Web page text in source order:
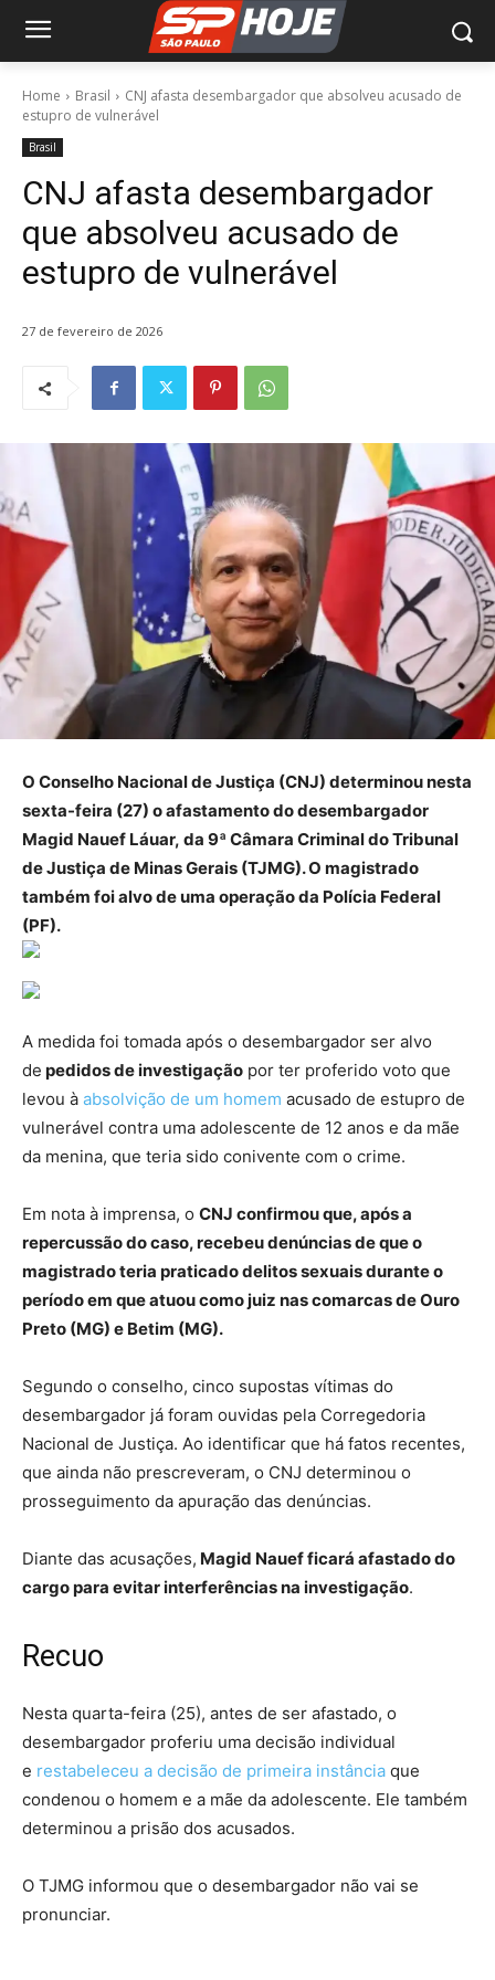
Home Brasil
CNJ afasta desembargador que absolveu acusado de
estupro de vulnerável
Brasil
CNJ afasta desembargador
que absolveu acusado de
estupro de vulnerável
27 de fevereiro de 2026
O Conselho Nacional de Justiça (CNJ) determinou nesta
sexta-feira (27) o afastamento do desembargador
Magid Nauef Láuar, da 9ª Câmara Criminal do Tribunal
de Justiça de Minas Gerais (TJMG). O magistrado
também foi alvo de uma operação da Polícia Federal
(PF).
A medida foi tomada após o desembargador ser alvo
de pedidos de investigação por ter proferido voto que
levou à absolvição de um homem acusado de estupro de
vulnerável contra uma adolescente de 12 anos e da mãe
da menina, que teria sido conivente com o crime.
Em nota à imprensa, o CNJ confirmou que, após a
repercussão do caso, recebeu denúncias de que o
magistrado teria praticado delitos sexuais durante o
período em que atuou como juiz nas comarcas de Ouro
Preto (MG) e Betim (MG).
Segundo o conselho, cinco supostas vítimas do
desembargador já foram ouvidas pela Corregedoria
Nacional de Justiça. Ao identificar que há fatos recentes,
que ainda não prescreveram, o CNJ determinou o
prosseguimento da apuração das denúncias.
Diante das acusações, Magid Nauef ficará afastado do
cargo para evitar interferências na investigação.
Recuo
Nesta quarta-feira (25), antes de ser afastado, o
desembargador proferiu uma decisão individual
e restabeleceu a decisão de primeira instância que
condenou o homem e a mãe da adolescente. Ele também
determinou a prisão dos acusados.
O TJMG informou que o desembargador não vai se
pronunciar.